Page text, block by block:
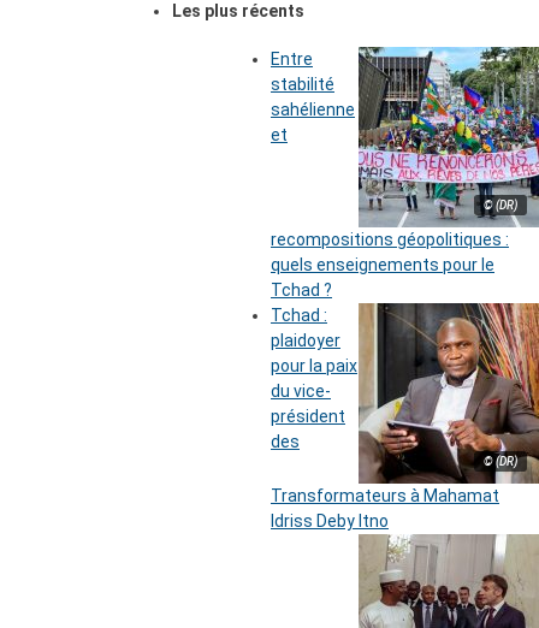
Les plus récents
© (DR)
Entre
stabilité
sahélienne
et
recompositions géopolitiques :
quels enseignements pour le
Tchad ?
© (DR)
Tchad :
plaidoyer
pour la paix
du vice-
président
des
Transformateurs à Mahamat
Idriss Deby Itno